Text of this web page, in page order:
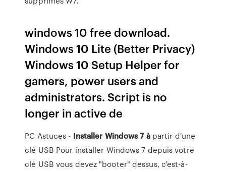
windows 10 free download.
Windows 10 Lite (Better Privacy)
Windows 10 Setup Helper for
gamers, power users and
administrators. Script is no
longer in active de
PC Astuces - Installer Windows7 àpartir d'une
clé USB Pour installer Windows 7 depuis votre
clé USB vous devez "booter" dessus, c'est-à-